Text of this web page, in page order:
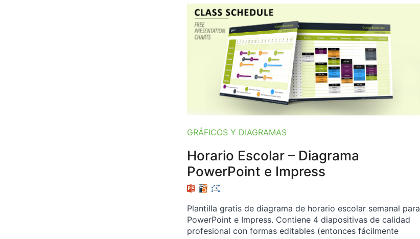
GRÁFICOS Y DIAGRAMAS
Horario Escolar – Diagrama
PowerPoint e Impress
Plantilla gratis de diagrama de horario escolar semanal para
PowerPoint e Impress. Contiene 4 diapositivas de calidad
profesional con formas editables (entonces fácilmente